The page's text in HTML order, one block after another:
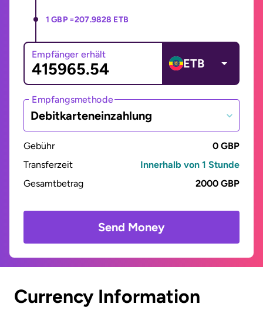
1 GBP =207.9828 ETB
Empfänger erhält
ETB
Empfangsmethode
Debitkarteneinzahlung
Gebühr
0 GBP
Transferzeit
Innerhalb von 1 Stunde
Gesamtbetrag
2000 GBP
Send Money
Currency Information